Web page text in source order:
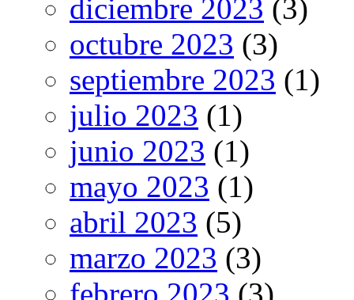
diciembre 2023 (3)
octubre 2023 (3)
septiembre 2023 (1)
julio 2023 (1)
junio 2023 (1)
mayo 2023 (1)
abril 2023 (5)
marzo 2023 (3)
febrero 2023 (3)